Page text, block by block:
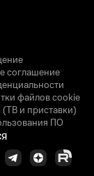
соглашение
файлов cookie
и приставки)
ПО